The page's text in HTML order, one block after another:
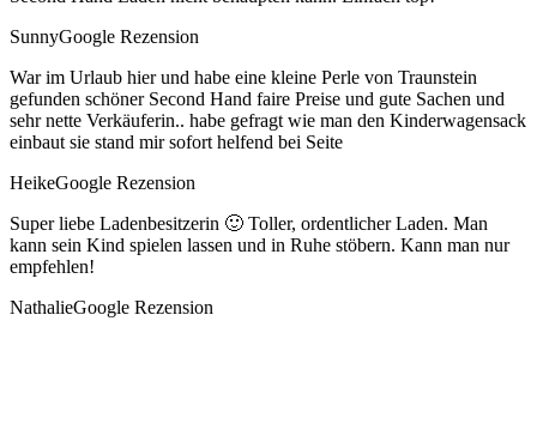
SunnyGoogle Rezension
War im Urlaub hier und habe eine kleine Perle von Traunstein
gefunden schöner Second Hand faire Preise und gute Sachen und
sehr nette Verkäuferin.. habe gefragt wie man den Kinderwagensack
einbaut sie stand mir sofort helfend bei Seite
HeikeGoogle Rezension
Super liebe Ladenbesitzerin 🙂 Toller, ordentlicher Laden. Man
kann sein Kind spielen lassen und in Ruhe stöbern. Kann man nur
empfehlen!
NathalieGoogle Rezension